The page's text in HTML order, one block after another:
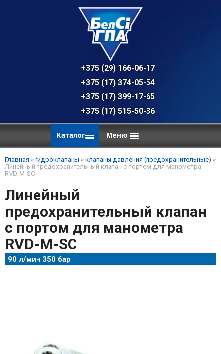
+375 (29) 166-06-17 - техническая
+375 (17) 374-05-54 - общий отдел,
+375 (17) 399-17-65
+375 (17) 515-50-36
Каталог Меню
Главная » гидроклапаны » клапаны давления (предохранительные) »
Линейный предохранительный клапан с портом для манометра
RVD-M-SC
Линейный
предохранительный клапан
с портом для манометра
RVD-M-SC
90 л/мин 350 бар